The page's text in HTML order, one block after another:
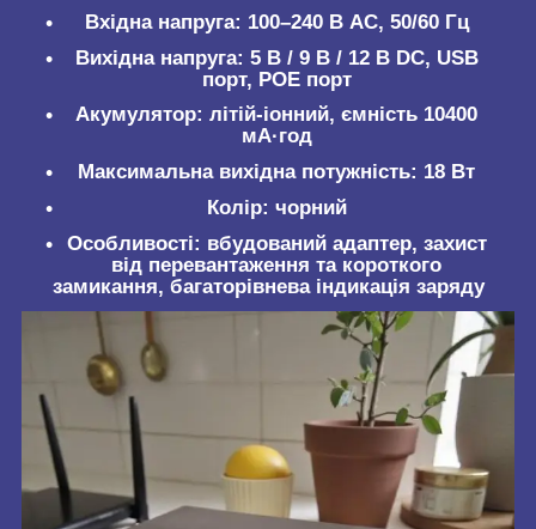
Вхідна напруга: 100–240 В AC, 50/60 Гц
Вихідна напруга: 5 В / 9 В / 12 В DC, USB
порт, POE порт
Акумулятор: літій-іонний, ємність 10400
мА·год
Максимальна вихідна потужність: 18 Вт
Колір: чорний
Особливості: вбудований адаптер, захист
від перевантаження та короткого
замикання, багаторівнева індикація заряду